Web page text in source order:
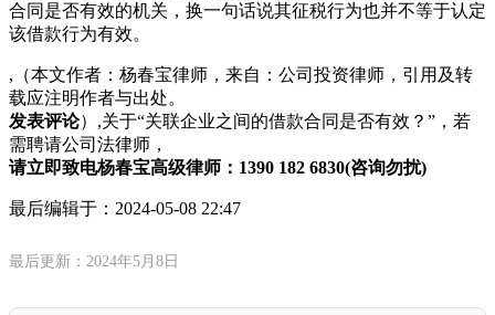
合同是否有效的机关，换一句话说其征税行为也并不等于认定
该借款行为有效。
,（本文作者：杨春宝律师，来自：公司投资律师，引用及转
载应注明作者与出处。
发表评论）,关于“关联企业之间的借款合同是否有效？”，若
需聘请公司法律师，
请立即致电杨春宝高级律师：1390 182 6830(咨询勿扰)
最后编辑于： 2024-05-08 22:47
最后更新：2024年5月8日